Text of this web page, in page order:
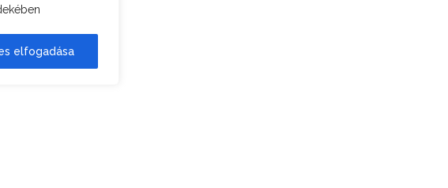
elfogadása